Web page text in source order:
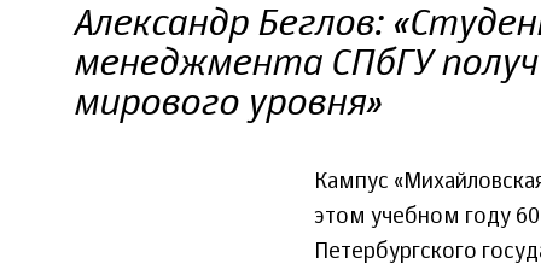
Александр Беглов:
менеджмента СПбГУ
мирового уровня»
Кампус
этом учебном году
Петербургского